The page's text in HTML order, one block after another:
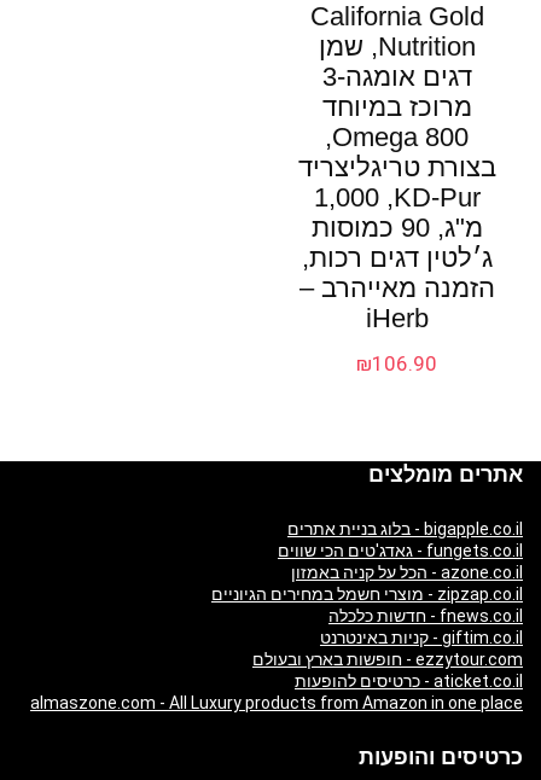
California Gold
Nutrition‏, שמן
דגים אומגה-3
מרוכז במיוחד
Omega 800,
בצורת טריגליצריד
KD-Pur, ‏1,000
מ"ג, 90 כמוסות
ג׳לטין דגים רכות,
הזמנה מאייהרב –
iHerb
₪106.90
אתרים מומלצים
bigapple.co.il - בלוג בניית אתרים
fungets.co.il - גאדג'טים הכי שווים
azone.co.il - הכל על קניה באמזון
zipzap.co.il - מוצרי חשמל במחירים הגיוניים
fnews.co.il - חדשות כלכלה
giftim.co.il - קניות באינטרנט
ezzytour.com - חופשות בארץ ובעולם
aticket.co.il - כרטיסים להופעות
almaszone.com - All Luxury products from Amazon in one place
כרטיסים והופעות